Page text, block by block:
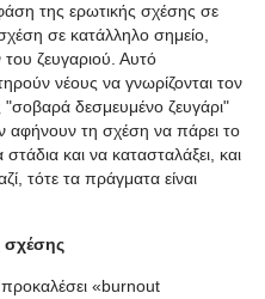
της ερωτικής σχέσης σε
σε κατάλληλο σημείο,
ζευγαριού. Αυτό
νέους να γνωρίζονται τον
δεσμευμένο ζευγάρι"
αφήνουν τη σχέση να πάρει το
και να κατασταλάξει, και
τότε τα πράγματα είναι
σχέσης
«burnout